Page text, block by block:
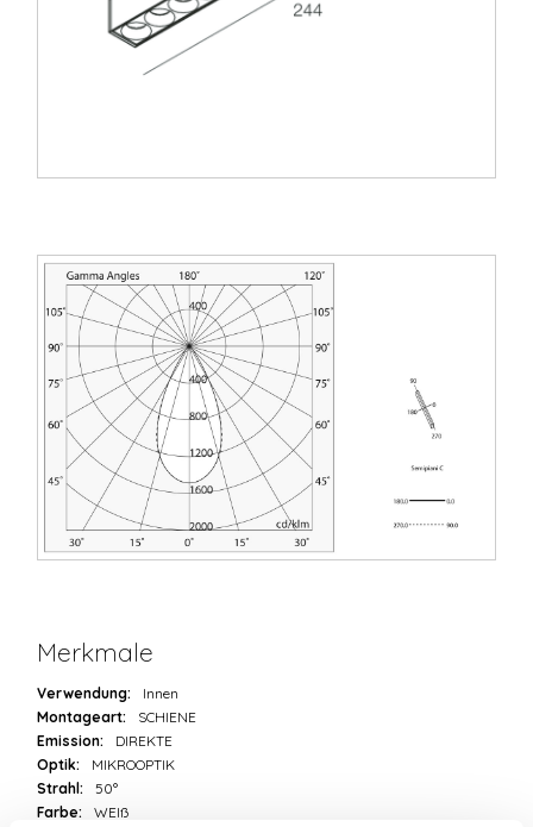
Merkmale
Verwendung:
Innen
Montageart:
SCHIENE
Emission:
DIREKTE
Optik:
MIKROOPTIK
Strahl:
50°
Farbe:
WEIß